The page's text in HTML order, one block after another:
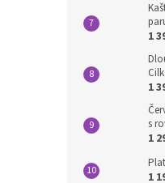
1
1
s
1
1